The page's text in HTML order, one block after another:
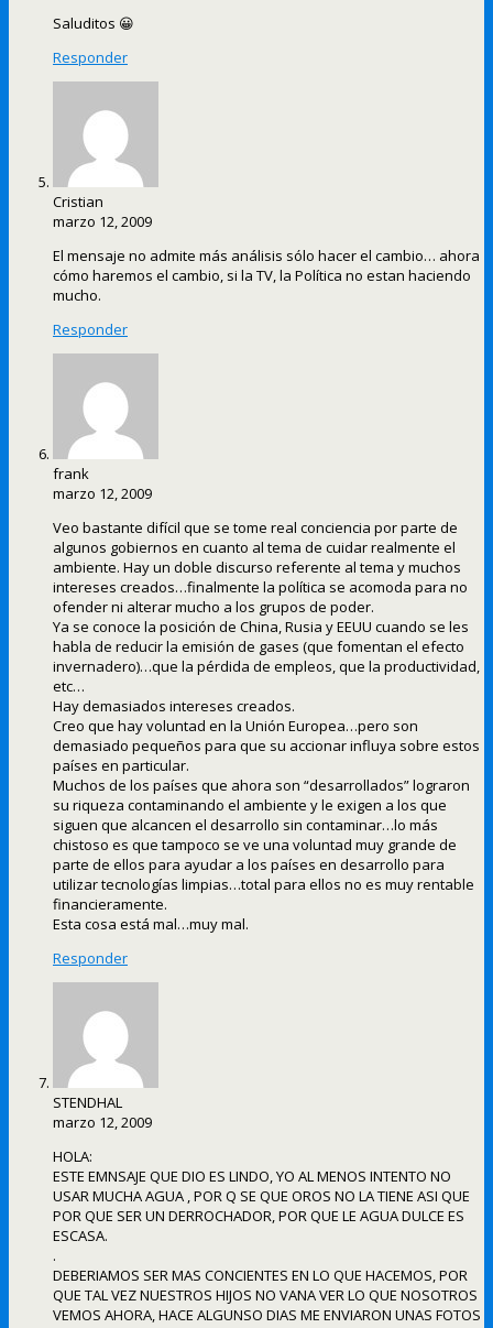
Saluditos 😀
Responder
Cristian
marzo 12, 2009
El mensaje no admite más análisis sólo hacer el cambio… ahora
cómo haremos el cambio, si la TV, la Política no estan haciendo
mucho.
Responder
frank
marzo 12, 2009
Veo bastante difícil que se tome real conciencia por parte de
algunos gobiernos en cuanto al tema de cuidar realmente el
ambiente. Hay un doble discurso referente al tema y muchos
intereses creados…finalmente la política se acomoda para no
ofender ni alterar mucho a los grupos de poder.
Ya se conoce la posición de China, Rusia y EEUU cuando se les
habla de reducir la emisión de gases (que fomentan el efecto
invernadero)…que la pérdida de empleos, que la productividad,
etc…
Hay demasiados intereses creados.
Creo que hay voluntad en la Unión Europea…pero son
demasiado pequeños para que su accionar influya sobre estos
países en particular.
Muchos de los países que ahora son “desarrollados” lograron
su riqueza contaminando el ambiente y le exigen a los que
siguen que alcancen el desarrollo sin contaminar…lo más
chistoso es que tampoco se ve una voluntad muy grande de
parte de ellos para ayudar a los países en desarrollo para
utilizar tecnologías limpias…total para ellos no es muy rentable
financieramente.
Esta cosa está mal…muy mal.
Responder
STENDHAL
marzo 12, 2009
HOLA:
ESTE EMNSAJE QUE DIO ES LINDO, YO AL MENOS INTENTO NO
USAR MUCHA AGUA , POR Q SE QUE OROS NO LA TIENE ASI QUE
POR QUE SER UN DERROCHADOR, POR QUE LE AGUA DULCE ES
ESCASA.
.
DEBERIAMOS SER MAS CONCIENTES EN LO QUE HACEMOS, POR
QUE TAL VEZ NUESTROS HIJOS NO VANA VER LO QUE NOSOTROS
VEMOS AHORA, HACE ALGUNSO DIAS ME ENVIARON UNAS FOTOS